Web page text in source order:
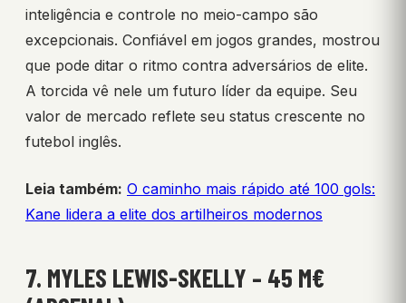
inteligência e controle no meio-campo são
excepcionais. Confiável em jogos grandes, mostrou
que pode ditar o ritmo contra adversários de elite.
A torcida vê nele um futuro líder da equipe. Seu
valor de mercado reflete seu status crescente no
futebol inglês.
Leia também: O caminho mais rápido até 100 gols:
Kane lidera a elite dos artilheiros modernos
7. MYLES LEWIS-SKELLY – 45 M€